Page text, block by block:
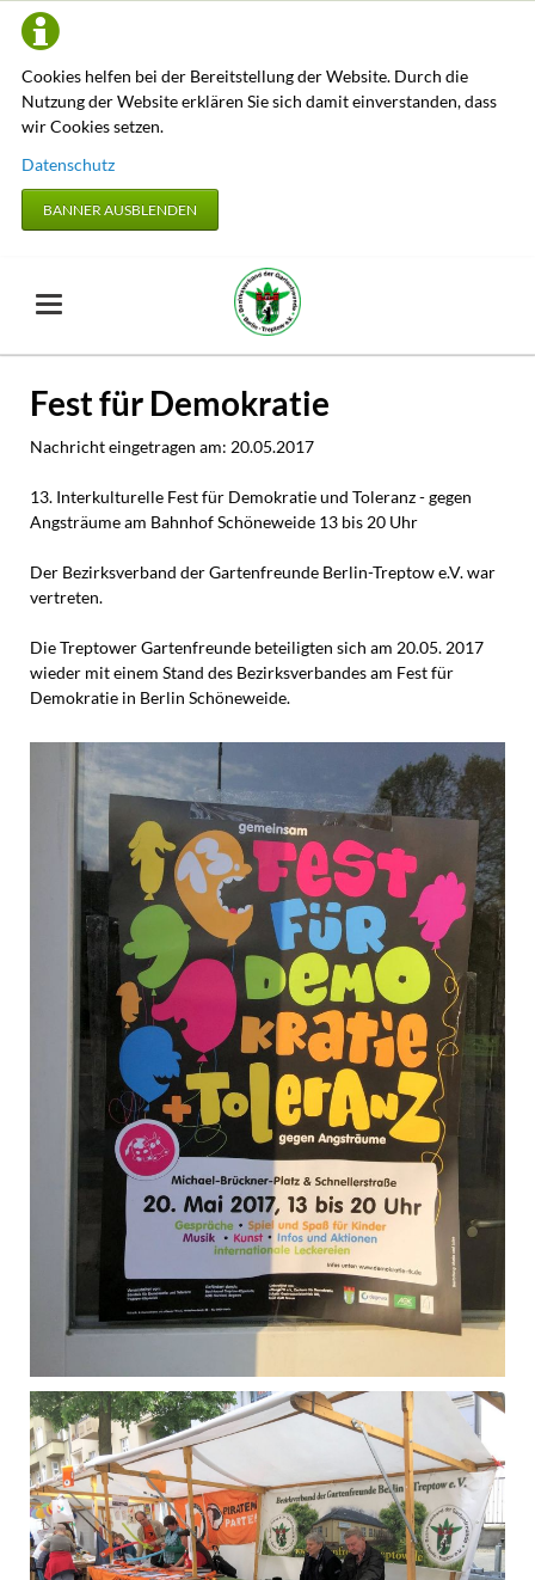
Cookies helfen bei der Bereitstellung der Website. Durch die
Nutzung der Website erklären Sie sich damit einverstanden, dass
wir Cookies setzen.
Datenschutz
BANNER AUSBLENDEN
Fest für Demokratie
Nachricht eingetragen am: 20.05.2017
13. Interkulturelle Fest für Demokratie und Toleranz - gegen
Angsträume am Bahnhof Schöneweide 13 bis 20 Uhr
Der Bezirksverband der Gartenfreunde Berlin-Treptow e.V. war
vertreten.
Die Treptower Gartenfreunde beteiligten sich am 20.05. 2017
wieder mit einem Stand des Bezirksverbandes am Fest für
Demokratie in Berlin Schöneweide.